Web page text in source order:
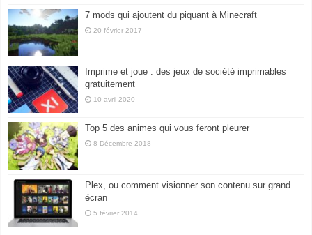
7 mods qui ajoutent du piquant à Minecraft
20 février 2017
Imprime et joue : des jeux de société imprimables
gratuitement
10 avril 2020
Top 5 des animes qui vous feront pleurer
8 Décembre 2018
Plex, ou comment visionner son contenu sur grand
écran
5 février 2014